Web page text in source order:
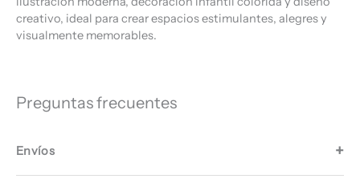
creativo, ideal para crear espacios estimulantes, alegres y
visualmente memorables.
Preguntas frecuentes
Envíos